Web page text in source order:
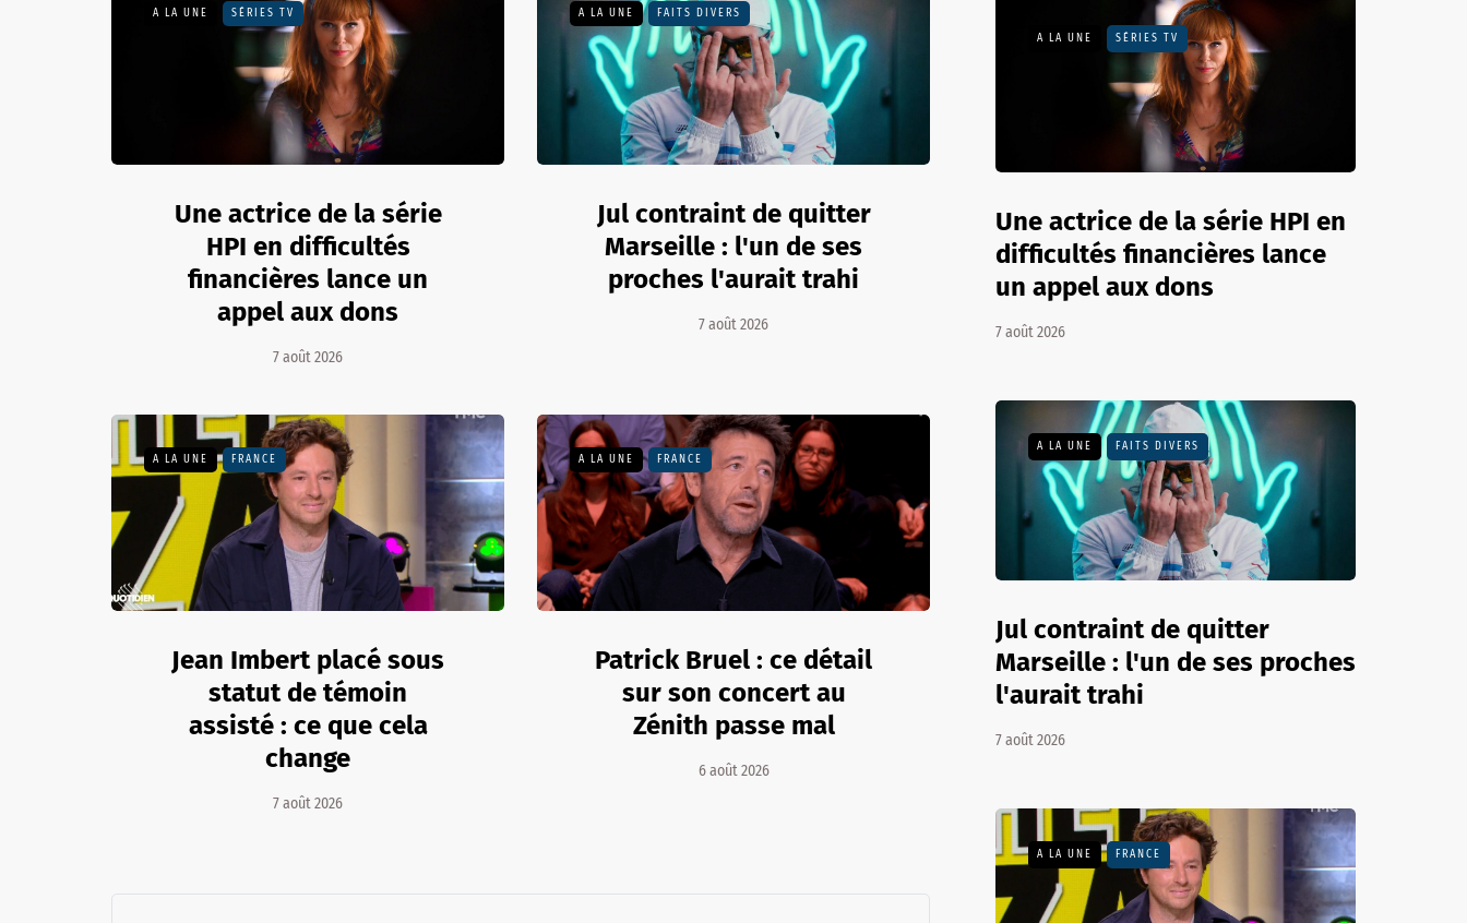
A LA UNE SÉRIES TV
Une actrice de la série
HPI en difficultés
financières lance un
appel aux dons
7 août 2026
A LA UNE FAITS DIVERS
Jul contraint de quitter
Marseille : l'un de ses
proches l'aurait trahi
7 août 2026
A LA UNE FRANCE
Jean Imbert placé sous
statut de témoin
assisté : ce que cela
change
7 août 2026
A LA UNE FRANCE
Patrick Bruel : ce détail
sur son concert au
Zénith passe mal
6 août 2026
A LA UNE SÉRIES TV
Une actrice de la série HPI en
difficultés financières lance
un appel aux dons
7 août 2026
A LA UNE FAITS DIVERS
Jul contraint de quitter
Marseille : l'un de ses proches
l'aurait trahi
7 août 2026
A LA UNE FRANCE